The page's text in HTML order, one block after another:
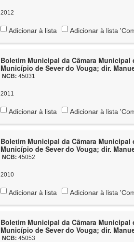
2012
Adicionar à lista Adicionar à lista
Boletim Municipal da Câmara Municipal
Município de Sever do Vouga; dir.
NCB:45031
2011
Adicionar à lista Adicionar à lista
Boletim Municipal da Câmara Municipal
Município de Sever do Vouga; dir.
NCB:45052
2010
Adicionar à lista Adicionar à lista
Boletim Municipal da Câmara Municipal
Município de Sever do Vouga; dir.
NCB:45053